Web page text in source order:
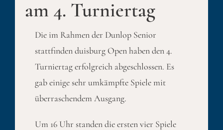
am 4. Turniertag
Die im Rahmen der Dunlop Senior
stattfinden duisburg Open haben den 4.
Turniertag erfolgreich abgeschlossen. Es
gab einige sehr umkämpfte Spiele mit
überraschendem Ausgang.
Um 16 Uhr standen die ersten vier Spiele